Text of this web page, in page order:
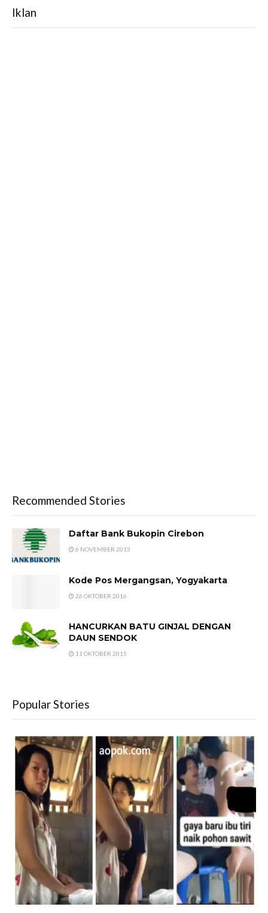
Iklan
Recommended Stories
Daftar Bank Bukopin Cirebon
6 NOVEMBER 2013
Kode Pos Mergangsan, Yogyakarta
26 OKTOBER 2016
HANCURKAN BATU GINJAL DENGAN
DAUN SENDOK
11 OKTOBER 2015
Popular Stories